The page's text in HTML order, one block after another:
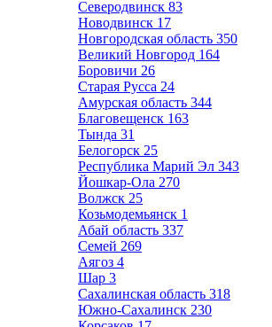
Северодвинск 83
Новодвинск 17
Новгородская область 350
Великий Новгород 164
Боровичи 26
Старая Русса 24
Амурская область 344
Благовещенск 163
Тында 31
Белогорск 25
Республика Марий Эл 343
Йошкар-Ола 270
Волжск 25
Козьмодемьянск 1
Абай область 337
Семей 269
Аягоз 4
Шар 3
Сахалинская область 318
Южно-Сахалинск 230